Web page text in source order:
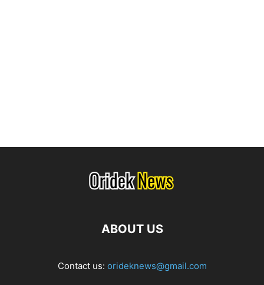
ABOUT US
Contact us: orideknews@gmail.com